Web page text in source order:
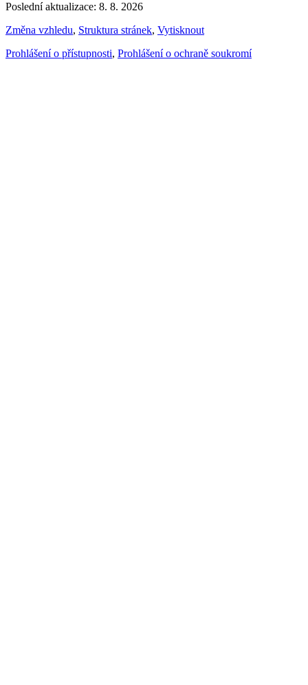
Poslední aktualizace: 8. 8. 2026
Změna vzhledu, Struktura stránek, Vytisknout
Prohlášení o přístupnosti, Prohlášení o ochraně soukromí